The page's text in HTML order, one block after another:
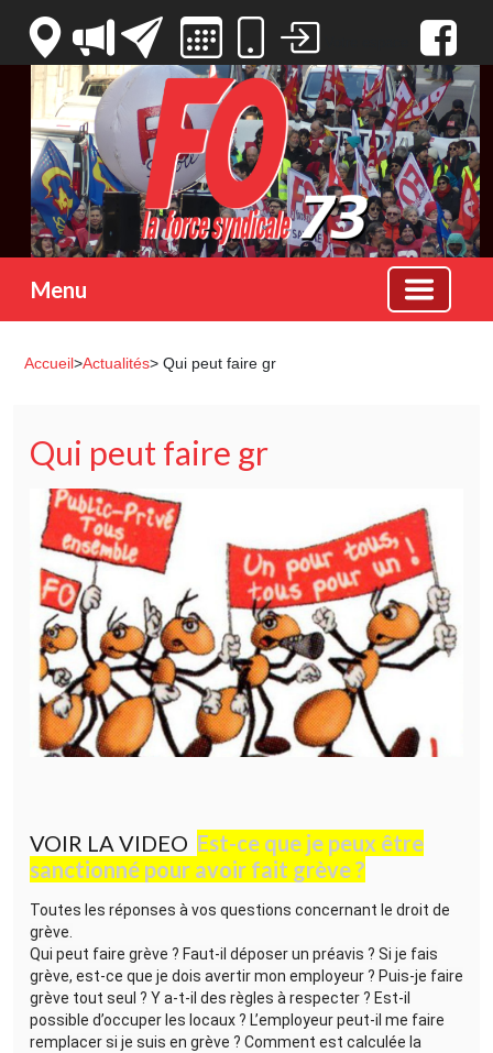
Menu
Accueil>Actualités> Qui peut faire gr
Qui peut faire gr
VOIR LA VIDEO Est-ce que je peux être
sanctionné pour avoir fait grève ?
Toutes les réponses à vos questions concernant le droit de
grève.
Qui peut faire grève ? Faut-il déposer un préavis ? Si je fais
grève, est-ce que je dois avertir mon employeur ? Puis-je faire
grève tout seul ? Y a-t-il des règles à respecter ? Est-il
possible d’occuper les locaux ? L’employeur peut-il me faire
remplacer si je suis en grève ? Comment est calculée la